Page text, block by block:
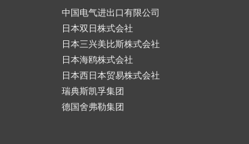
中国电气进出口有限公司
日本双日株式会社
日本三兴美比斯株式会社
日本海鸥株式会社
日本西日本贸易株式会社
瑞典斯凯孚集团
德国舍弗勒集团